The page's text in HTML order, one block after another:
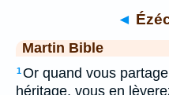
◄
Martin Bible
1Or quand vous
héritage, vous en